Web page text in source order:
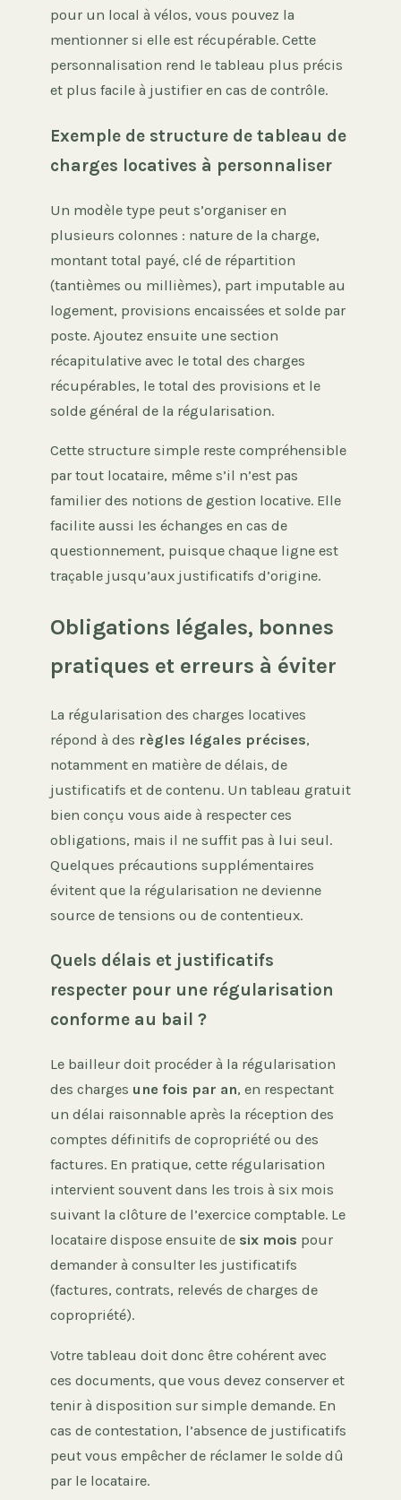
pour un local à vélos, vous pouvez la
mentionner si elle est récupérable. Cette
personnalisation rend le tableau plus précis
et plus facile à justifier en cas de contrôle.
Exemple de structure de tableau de
charges locatives à personnaliser
Un modèle type peut s’organiser en
plusieurs colonnes : nature de la charge,
montant total payé, clé de répartition
(tantièmes ou millièmes), part imputable au
logement, provisions encaissées et solde par
poste. Ajoutez ensuite une section
récapitulative avec le total des charges
récupérables, le total des provisions et le
solde général de la régularisation.
Cette structure simple reste compréhensible
par tout locataire, même s’il n’est pas
familier des notions de gestion locative. Elle
facilite aussi les échanges en cas de
questionnement, puisque chaque ligne est
traçable jusqu’aux justificatifs d’origine.
Obligations légales, bonnes
pratiques et erreurs à éviter
La régularisation des charges locatives
répond à des règles légales précises,
notamment en matière de délais, de
justificatifs et de contenu. Un tableau gratuit
bien conçu vous aide à respecter ces
obligations, mais il ne suffit pas à lui seul.
Quelques précautions supplémentaires
évitent que la régularisation ne devienne
source de tensions ou de contentieux.
Quels délais et justificatifs
respecter pour une régularisation
conforme au bail ?
Le bailleur doit procéder à la régularisation
des charges une fois par an, en respectant
un délai raisonnable après la réception des
comptes définitifs de copropriété ou des
factures. En pratique, cette régularisation
intervient souvent dans les trois à six mois
suivant la clôture de l’exercice comptable. Le
locataire dispose ensuite de six mois pour
demander à consulter les justificatifs
(factures, contrats, relevés de charges de
copropriété).
Votre tableau doit donc être cohérent avec
ces documents, que vous devez conserver et
tenir à disposition sur simple demande. En
cas de contestation, l’absence de justificatifs
peut vous empêcher de réclamer le solde dû
par le locataire.